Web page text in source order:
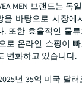
MEN 브랜드는 독
을 바탕으로 시장에
. 또한 효율적인 물
로 온라인 쇼핑이
변화하고 있습니다.
년 35억 미국 달